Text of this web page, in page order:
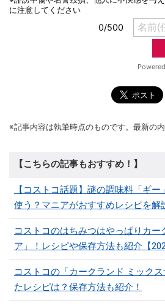
※記事内容は執筆時点のものです。最新の内
【こちらの記事もおすすめ！】
【コストコ話題】謎の調味料「ギ
使う？マニアがおすすめレシピを解
コストコのはちみつはやっぱりカ
ア」！レシピや保存方法も紹介【
コストコの「カークランド ミック
たレシピは？保存方法も紹介！